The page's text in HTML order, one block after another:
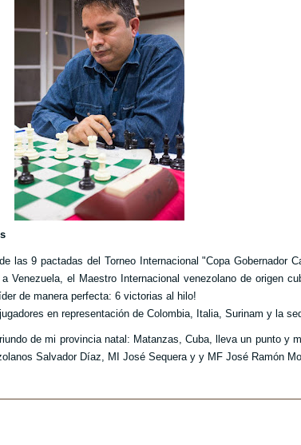
de las 9 pactadas del Torneo Internacional "Copa Gobernador
Venezuela, el Maestro Internacional venezolano de origen
de manera perfecta: 6 victorias al hilo!
en representación de Colombia, Italia, Surinam y la
de mi provincia natal: Matanzas, Cuba, lleva un punto y
Salvador Díaz, MI José Sequera y y MF José Ramón